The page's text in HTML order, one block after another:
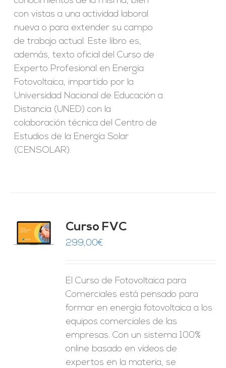
con vistas a una actividad laboral
nueva o para extender su campo
de trabajo actual. Este libro es,
además, texto oficial del Curso de
Experto Profesional en Energía
Fotovoltaica, impartido por la
Universidad Nacional de Educación a
Distancia (UNED) con la
colaboración técnica del Centro de
Estudios de la Energía Solar
(CENSOLAR).
Curso FVC
299,00€
El Curso de Fotovoltaica para
Comerciales está pensado para
formar en energía fotovoltaica a los
equipos comerciales de las
empresas. Con un sistema 100%
online basado en vídeos de
expertos en la materia, se